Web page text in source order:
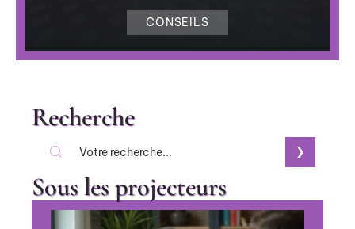
CONSEILS
Recherche
Sous les projecteurs